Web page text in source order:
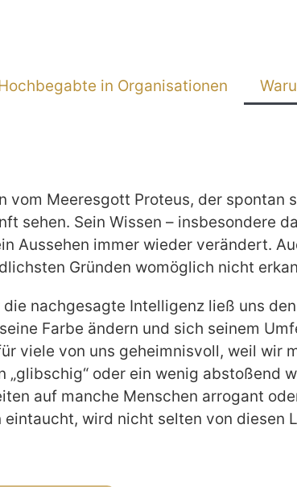
in Organisationen
vom Meeresgott Proteus, der spontan
sehen. Sein Wissen – insbesondere
Aussehen immer wieder verändert.
Gründen womöglich nicht
nachgesagte Intelligenz ließ uns
Farbe ändern und sich seinem
viele von uns geheimnisvoll, weil wir
„glibschig“ oder ein wenig abstoßend
auf manche Menschen arrogant
wird nicht selten von diesen